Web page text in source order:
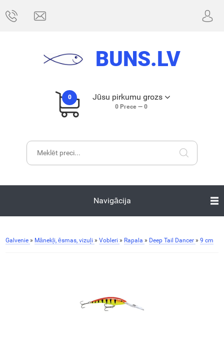
BUNS.LV
0 Jūsu pirkumu grozs
0Prece — 0
Navigācija
Galvenie » Mānekļi, ēsmas, vizuļi » Vobleri » Rapala » Deep Tail Dancer » 9 cm